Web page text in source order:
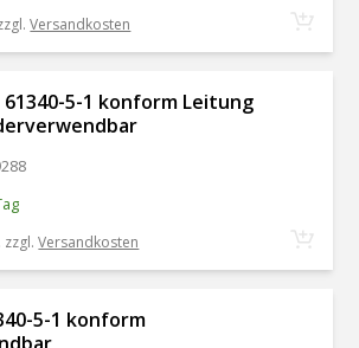
Versandkosten
61340-5-1 konform Leitung
zzgl.Versandkosten
5-1 konform